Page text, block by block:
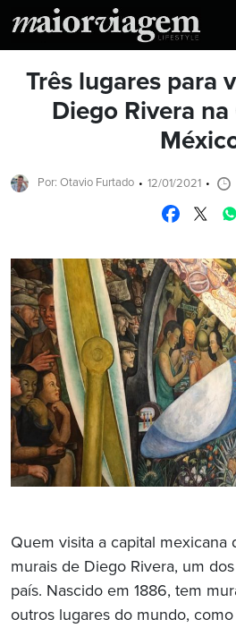
Três lugares para
Diego Rivera
Por: Otavio Furtado 12/01/2021
Quem visita a capital mexicana
murais de Diego Rivera, um
país. Nascido em 1886, tem
outros lugares do mundo,